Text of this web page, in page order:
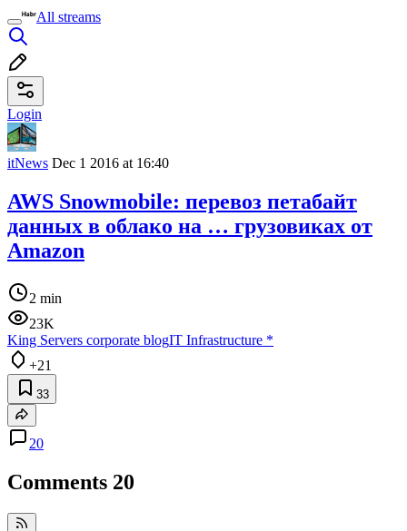
All streams
Login
itNews Dec 1 2016 at 16:40
AWS Snowmobile: перевоз петабайт
данных в облако на … грузовиках от
Amazon
2 min
23K
King Servers corporate blogIT Infrastructure *
+21
33
20
Comments 20